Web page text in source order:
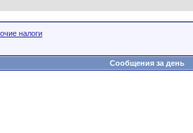
налоги
Сообщения за день